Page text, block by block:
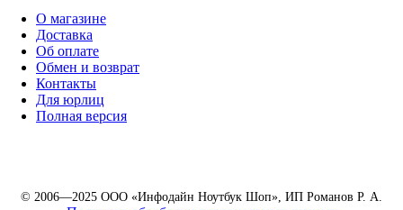
О магазине
Доставка
Об оплате
Обмен и возврат
Контакты
Для юрлиц
Полная версия
© 2006—2025 ООО «Инфодайн Ноутбук Шоп», ИП Романов Р. А.